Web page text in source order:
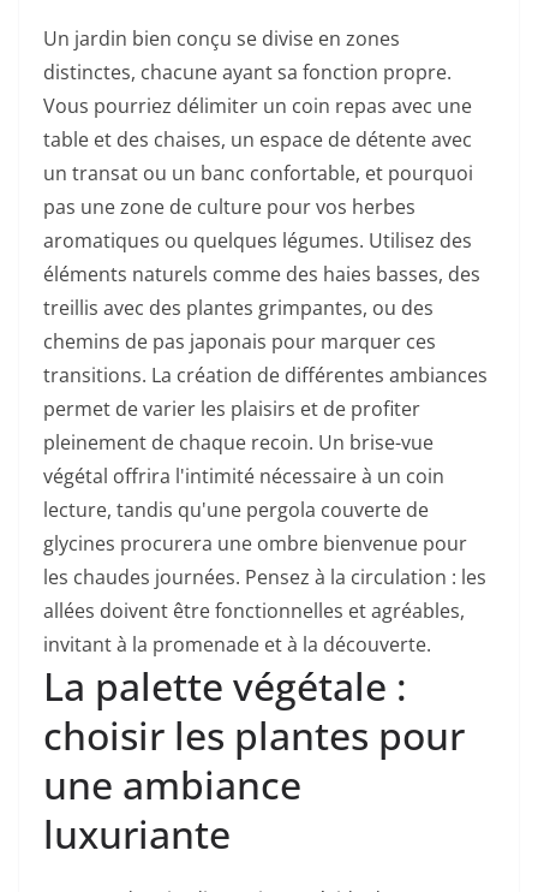
Un jardin bien conçu se divise en zones
distinctes, chacune ayant sa fonction propre.
Vous pourriez délimiter un coin repas avec une
table et des chaises, un espace de détente avec
un transat ou un banc confortable, et pourquoi
pas une zone de culture pour vos herbes
aromatiques ou quelques légumes. Utilisez des
éléments naturels comme des haies basses, des
treillis avec des plantes grimpantes, ou des
chemins de pas japonais pour marquer ces
transitions. La création de différentes ambiances
permet de varier les plaisirs et de profiter
pleinement de chaque recoin. Un brise-vue
végétal offrira l'intimité nécessaire à un coin
lecture, tandis qu'une pergola couverte de
glycines procurera une ombre bienvenue pour
les chaudes journées. Pensez à la circulation : les
allées doivent être fonctionnelles et agréables,
invitant à la promenade et à la découverte.
La palette végétale :
choisir les plantes pour
une ambiance
luxuriante